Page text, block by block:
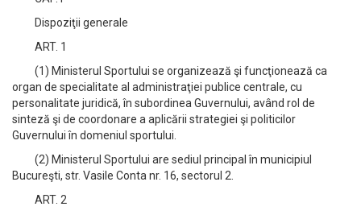
Dispoziţii generale
ART. 1
(1) Ministerul Sportului se organizează şi funcţionează ca
organ de specialitate al administraţiei publice centrale, cu
personalitate juridică, în subordinea Guvernului, având rol de
sinteză şi de coordonare a aplicării strategiei şi politicilor
Guvernului în domeniul sportului.
(2) Ministerul Sportului are sediul principal în municipiul
Bucureşti, str. Vasile Conta nr. 16, sectorul 2.
ART. 2